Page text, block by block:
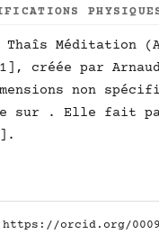
Thaîs Méditation
créée par
non
sur . Elle fait
https://orcid.org/0009-